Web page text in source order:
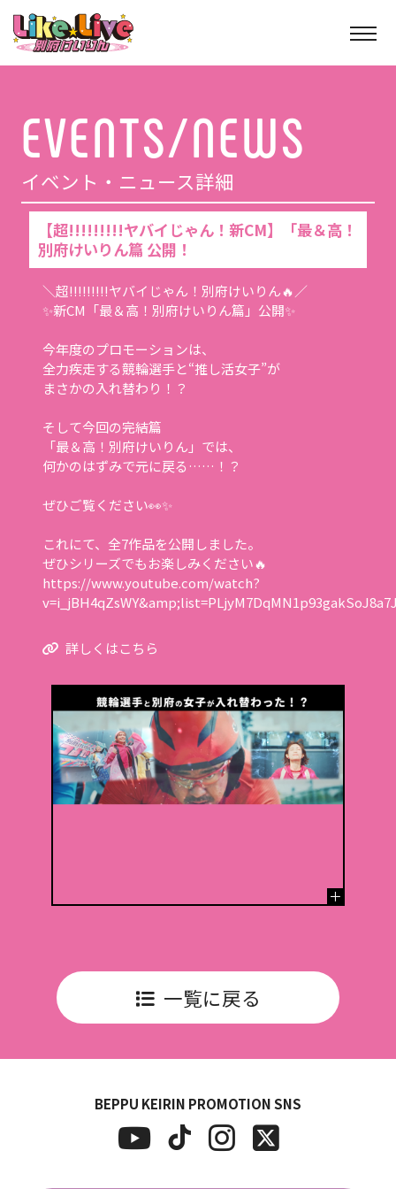
イベント・ニュース詳細
【超!!!!!!!!!ヤバイじゃん！新CM】「最＆高！
別府けいりん篇 公開！
＼超!!!!!!!!!ヤバイじゃん！別府けいりん🔥／
✨新CM「最＆高！別府けいりん篇」公開✨
今年度のプロモーションは、
全力疾走する競輪選手と“推し活女子”が
まさかの入れ替わり！？
そして今回の完結篇
「最＆高！別府けいりん」では、
何かのはずみで元に戻る……！？
ぜひご覧ください👀✨
これにて、全7作品を公開しました。
ぜひシリーズでもお楽しみください🔥
https://www.youtube.com/watch?
詳しくはこちら
一覧に戻る
BEPPU KEIRIN PROMOTION SNS